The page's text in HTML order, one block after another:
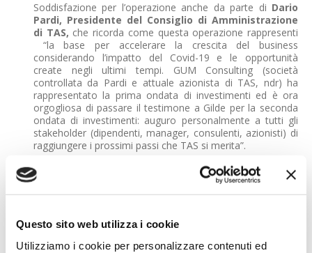
Questo sito web utilizza i cookie
Utilizziamo i cookie per personalizzare contenuti ed
Soddisfazione per l’operazione anche da parte di Dario
Pardi, Presidente del Consiglio di Amministrazione
di TAS, che ricorda come questa operazione rappresenti
“la base per accelerare la crescita del business
considerando l’impatto del Covid-19 e le opportunità
create negli ultimi tempi. GUM Consulting (società
controllata da Pardi e attuale azionista di TAS, ndr) ha
rappresentato la prima ondata di investimenti ed è ora
orgogliosa di passare il testimone a Gilde per la seconda
ondata di investimenti: auguro personalmente a tutti gli
stakeholder (dipendenti, manager, consulenti, azionisti) di
raggiungere i prossimi passi che TAS si merita”.
Per Gilde l’acquisizione di TAS rappresenta il primo
investimento in Italia, ricordano in una notaGiuseppe
Franze, Partner e Head of Italy, e Gianluigi Manna,
panorama Fintech italiano, essendo il principale
monetica e dei pagamenti” e quindi, spiegano, rientra